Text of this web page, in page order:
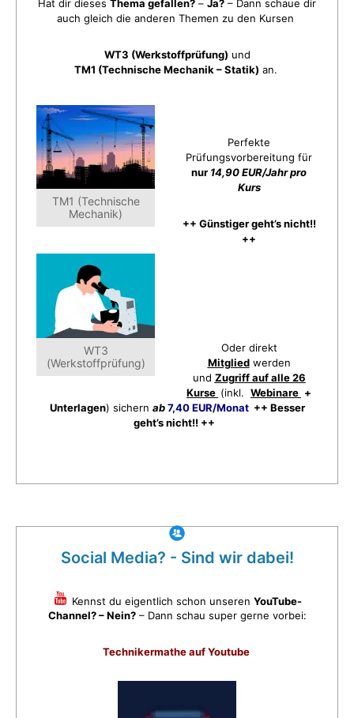
Hat dir dieses Thema gefallen? – Ja? – Dann schaue dir
auch gleich die anderen Themen zu den Kursen
WT3 (Werkstoffprüfung) und
TM1 (Technische Mechanik – Statik) an.
TM1 (Technische
Mechanik)
WT3
(Werkstoffprüfung)
Perfekte
Prüfungsvorbereitung für
nur 14,90 EUR/Jahr pro
Kurs
++ Günstiger geht’s nicht!!
++
Oder direkt
Mitgliedwerden
und Zugriff auf alle 26
Kurse (inkl. Webinare +
Unterlagen) sichern ab7,40 EUR/Monat++ Besser
geht’s nicht!! ++
Social Media? - Sind wir dabei!
Kennst du eigentlich schon unseren YouTube-
Channel? – Nein?– Dann schau super gerne vorbei:
Technikermathe auf Youtube